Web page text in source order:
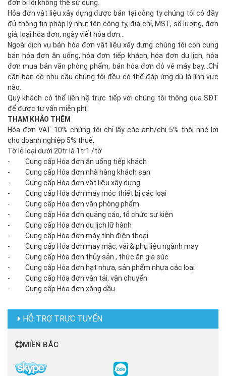
đơn bị lỗi không thể sử dụng.
Hóa đơn vật liệu xây dựng được bán tại công ty chúng tôi có đầy
đủ thông tin pháp lý như: tên công ty, địa chỉ, MST, số lượng, đơn
giá, loại hóa đơn, ngày viết hóa đơn...
Ngoài dịch vụ bán hóa đơn vật liệu xây dựng chúng tôi còn cung
bán hóa đơn ăn uống, hóa đơn tiếp khách, hóa đơn du lịch, hóa
đơn mua bán văn phòng phẩm, bán hóa đơn đỏ vé máy bay...Chỉ
cần bạn có nhu cầu chúng tôi đều có thể đáp ứng dù là lĩnh vực
nào.
Quý khách có thể liên hệ trực tiếp với chúng tôi thông qua SĐT
để được tư vấn miễn phí.
THAM KHẢO THÊM
Hóa đơn VAT 10% chúng tôi chỉ lấy các anh/chị 5% thôi nhé lợi
cho doanh nghiệp 5% thuế,
Tờ lẻ loại dưới 20tr là 1tr1 /tờ
- Cung cấp Hóa đơn ăn uống tiếp khách
- Cung cấp Hóa đơn nhà hàng khách sạn
- Cung cấp Hóa đơn vật liệu xây dựng
- Cung cấp Hóa đơn máy móc thiết bị các loại
- Cung cấp Hóa đơn văn phòng phẩm
- Cung cấp Hóa đơn quảng cáo, tổ chức sự kiện
- Cung cấp Hóa đơn du lịch lữ hành
- Cung cấp Hóa đơn máy tính điện thoại
- Cung cấp Hóa đơn may mặc, vải & phụ liệu ngành may
- Cung cấp Hóa đơn thủy sản , thức ăn gia súc
- Cung cấp Hóa đơn hạt nhựa, sản phẩm nhựa các loại
- Cung cấp Hóa đơn vận tải, vận chuyển
- Cung cấp Hóa đơn xăng dầu
HỖ TRỢ TRỰC TUYẾN
MIỀN BẮC